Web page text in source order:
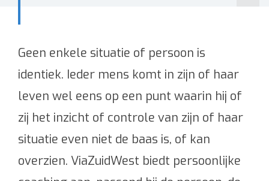
(Medische) Keuringen & Preventie (PAGO/PMO)
Wat u moet weten
Over ons
Tarieven
Geen enkele situatie of persoon is
identiek. Ieder mens komt in zijn of haar
leven wel eens op een punt waarin hij of
zij het inzicht of controle van zijn of haar
situatie even niet de baas is, of kan
overzien. ViaZuidWest biedt persoonlijke